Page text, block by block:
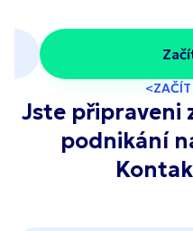
ZAČÍT
Jste připraveni
podnikání